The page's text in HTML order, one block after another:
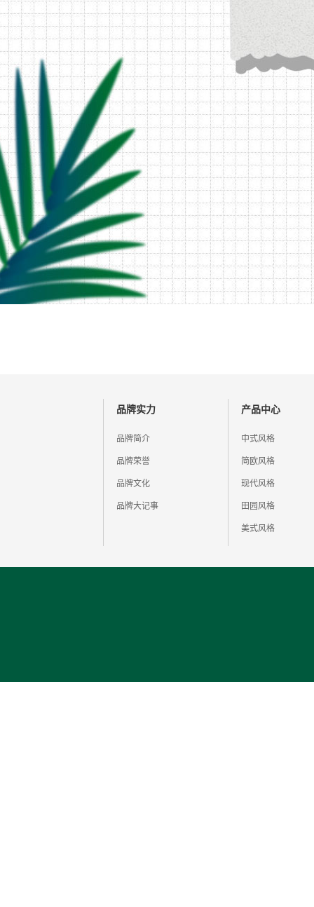
品牌实力
品牌简介
品牌荣誉
品牌文化
品牌大记事
产品中心
中式风格
简欧风格
现代风格
田园风格
美式风格